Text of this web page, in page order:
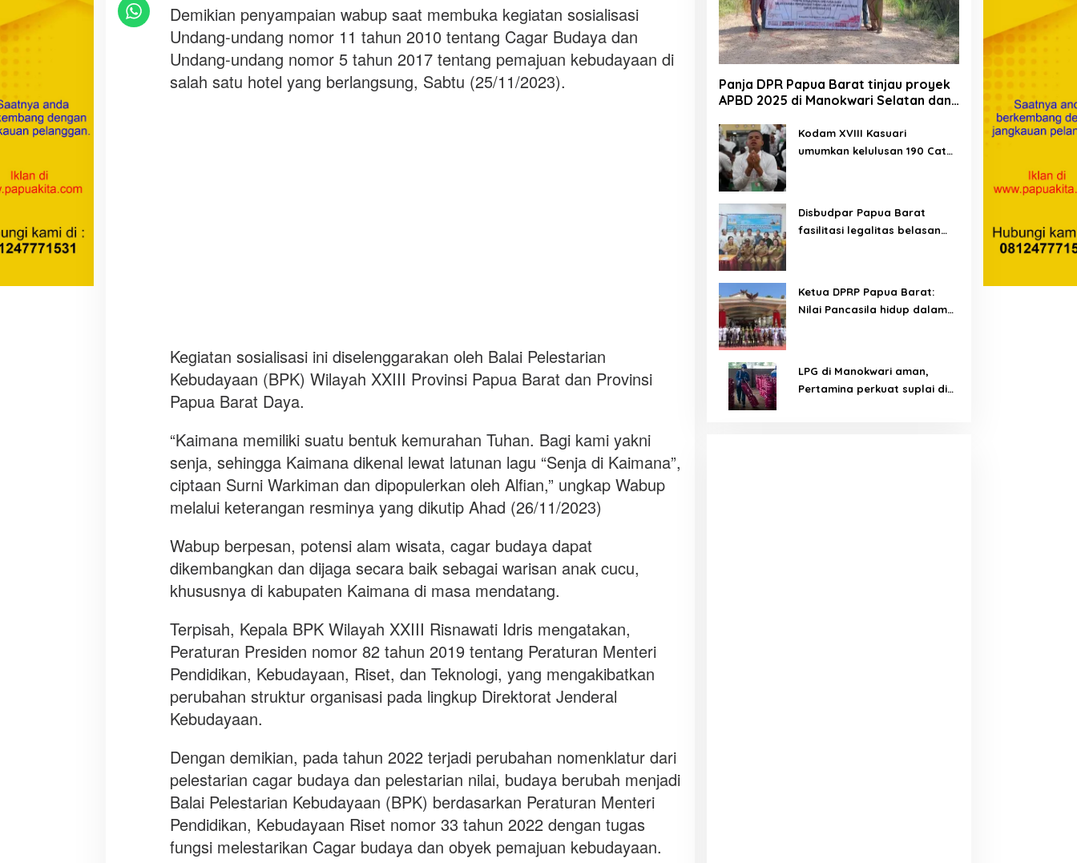
b
u
d
a
y
:
P
e
i
n
g
u
u
k
m
n
o
b
a
a
n
s
e
m
n
Demikian penyampaian wabup saat membuka kegiatan sosialisasi
Undang-undang nomor 11 tahun 2010 tentang Cagar Budaya dan
Undang-undang nomor 5 tahun 2017 tentang pemajuan kebudayaan di
salah satu hotel yang berlangsung, Sabtu (25/11/2023).
Kegiatan sosialisasi ini diselenggarakan oleh Balai Pelestarian
Kebudayaan (BPK) Wilayah XXIII Provinsi Papua Barat dan Provinsi
Papua Barat Daya.
“Kaimana memiliki suatu bentuk kemurahan Tuhan. Bagi kami yakni
senja, sehingga Kaimana dikenal lewat latunan lagu “Senja di Kaimana”,
ciptaan Surni Warkiman dan dipopulerkan oleh Alfian,” ungkap Wabup
melalui keterangan resminya yang dikutip Ahad (26/11/2023)
Wabup berpesan, potensi alam wisata, cagar budaya dapat
dikembangkan dan dijaga secara baik sebagai warisan anak cucu,
khususnya di kabupaten Kaimana di masa mendatang.
Terpisah, Kepala BPK Wilayah XXIII Risnawati Idris mengatakan,
Peraturan Presiden nomor 82 tahun 2019 tentang Peraturan Menteri
Pendidikan, Kebudayaan, Riset, dan Teknologi, yang mengakibatkan
perubahan struktur organisasi pada lingkup Direktorat Jenderal
Kebudayaan.
Dengan demikian, pada tahun 2022 terjadi perubahan nomenklatur dari
pelestarian cagar budaya dan pelestarian nilai, budaya berubah menjadi
Balai Pelestarian Kebudayaan (BPK) berdasarkan Peraturan Menteri
Pendidikan, Kebudayaan Riset nomor 33 tahun 2022 dengan tugas
fungsi melestarikan Cagar budaya dan obyek pemajuan kebudayaan.
Panja DPR Papua Barat tinjau proyek
APBD 2025 di Manokwari Selatan dan
Kodam XVIII Kasuari
umumkan kelulusan 190 Cata
Disbudpar Papua Barat
fasilitasi legalitas belasan
Ketua DPRP Papua Barat:
Nilai Pancasila hidup dalam
LPG di Manokwari aman,
Pertamina perkuat suplai di